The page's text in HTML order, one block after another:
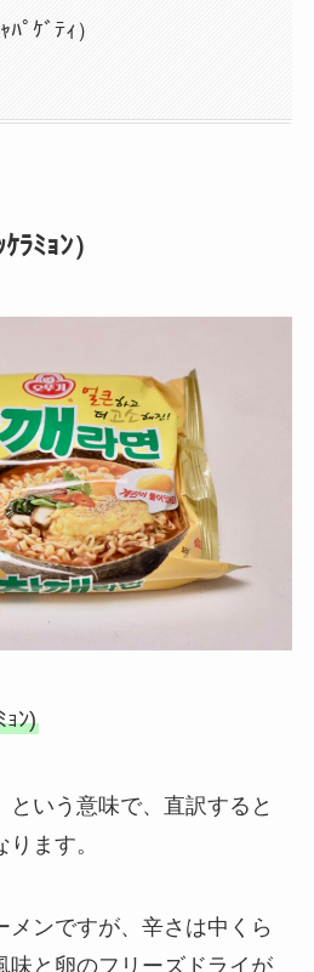
ﾟｹﾞﾃｨ）
ﾐｮﾝ）
ｮﾝ)
という意味で、直訳すると
ます。
メンですが、辛さは中くら
味と卵のフリーズドライが